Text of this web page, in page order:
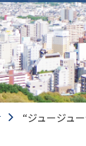
“ジュージュ